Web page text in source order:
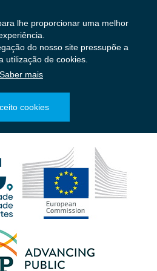
lhe proporcionar uma melhor
do nosso site pressupõe a
utilização de cookies.
Saber mais
cookies